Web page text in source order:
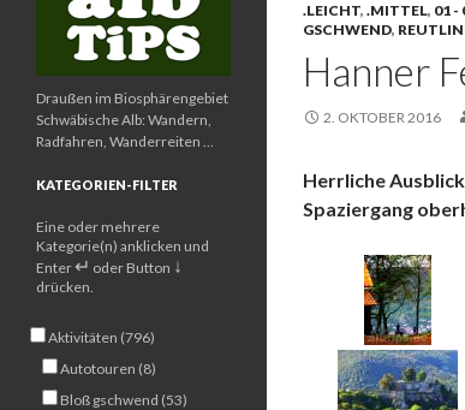
.LEICHT, .MITTEL, 01 -
SCHWEND
,
Hanner
2. OKTOBER 2016
Herrliche
Spaziergang
Draußen im Biosphärengebiet
Schwäbische Alb: Wandern,
Radfahren, Wanderreiten …
KATEGORIEN-FILTER
Eine oder mehrere
Kategorie(n) anklicken und
Enter ↵ oder Button ↓
drücken.
Aktivitäten (796)
Autotouren (8)
Bloß gschwend (53)